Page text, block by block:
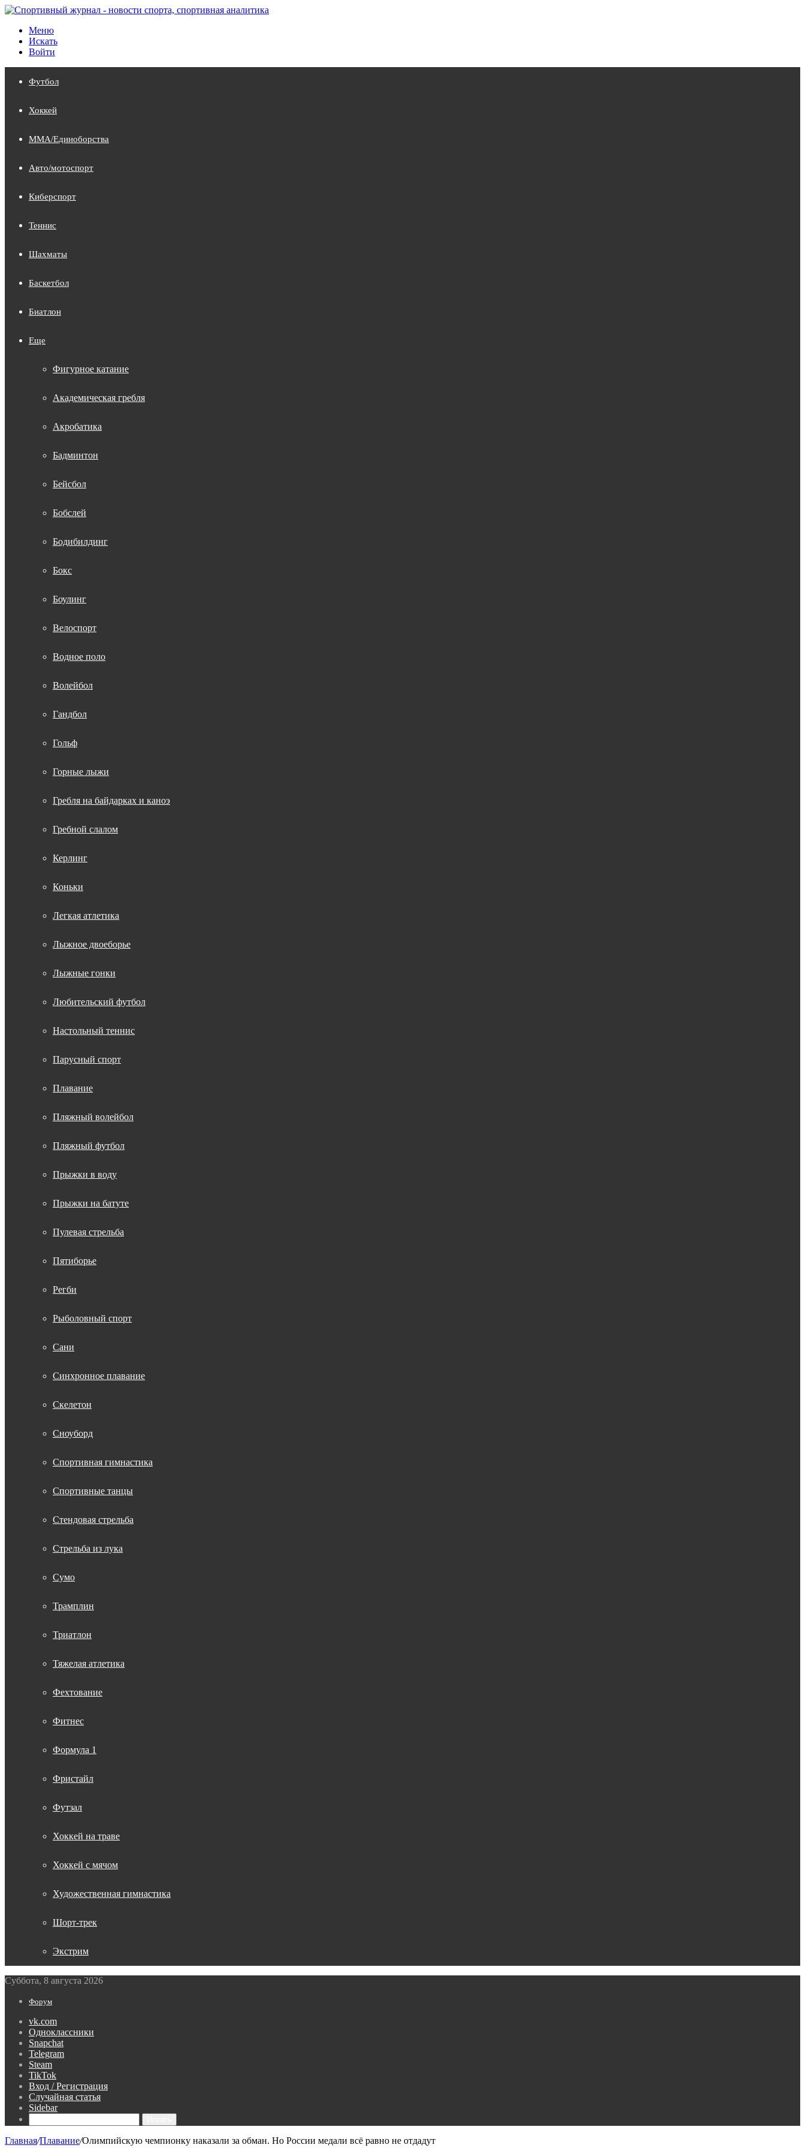
Меню
Искать
Войти
Футбол
Хоккей
MMA/Единоборства
Авто/мотоспорт
Киберспорт
Теннис
Шахматы
Баскетбол
Биатлон
Еще
Фигурное катание
Академическая гребля
Акробатика
Бадминтон
Бейсбол
Бобслей
Бодибилдинг
Бокс
Боулинг
Велоспорт
Водное поло
Волейбол
Гандбол
Гольф
Горные лыжи
Гребля на байдарках и каноэ
Гребной слалом
Керлинг
Коньки
Легкая атлетика
Лыжное двоеборье
Лыжные гонки
Любительский футбол
Настольный теннис
Парусный спорт
Плавание
Пляжный волейбол
Пляжный футбол
Прыжки в воду
Прыжки на батуте
Пулевая стрельба
Пятиборье
Регби
Рыболовный спорт
Сани
Синхронное плавание
Скелетон
Сноуборд
Спортивная гимнастика
Спортивные танцы
Стендовая стрельба
Стрельба из лука
Сумо
Трамплин
Триатлон
Тяжелая атлетика
Фехтование
Фитнес
Формула 1
Фристайл
Футзал
Хоккей на траве
Хоккей с мячом
Художественная гимнастика
Шорт-трек
Экстрим
Суббота, 8 августа 2026
Форум
vk.com
Одноклассники
Snapchat
Telegram
Steam
TikTok
Вход / Регистрация
Случайная статья
Sidebar
Главная/Плавание/Олимпийскую чемпионку наказали за обман. Но России медали всё равно не отдадут